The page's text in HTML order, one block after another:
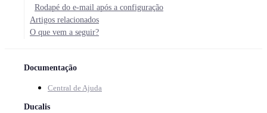
Rodapé do e-mail após a configuração
Artigos relacionados
O que vem a seguir?
Documentação
Central de Ajuda
Ducalis